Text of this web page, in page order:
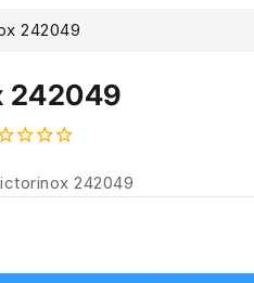
242049
242049
242049